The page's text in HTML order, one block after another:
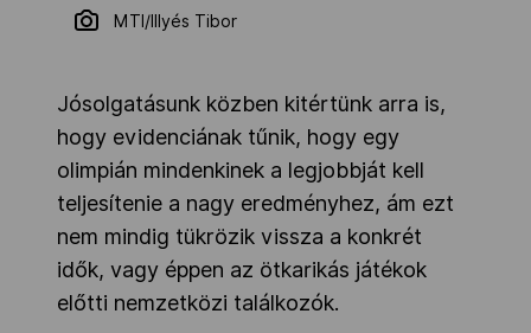
MTI/Illyés Tibor
Jósolgatásunk közben kitértünk arra is,
hogy evidenciának tűnik, hogy egy
olimpián mindenkinek a legjobbját kell
teljesítenie a nagy eredményhez, ám ezt
nem mindig tükrözik vissza a konkrét
idők, vagy éppen az ötkarikás játékok
előtti nemzetközi találkozók.